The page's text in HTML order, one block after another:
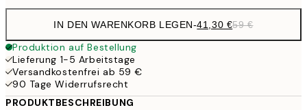
IN DEN WARENKORB LEGEN-41,30 €59 €
Produktion auf Bestellung
Lieferung 1-5 Arbeitstage
Versandkostenfrei ab 59 €
90 Tage Widerrufsrecht
PRODUKTBESCHREIBUNG